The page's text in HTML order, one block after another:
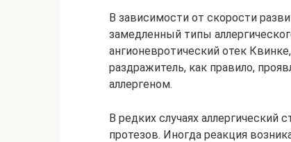
В зависимости от скорости
замедленный типы
ангионевротический отек
раздражитель, как правило,
аллергеном.
В редких случаях
протезов. Иногда реакция